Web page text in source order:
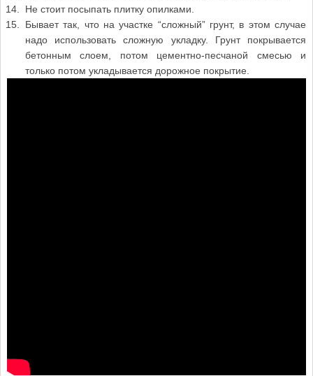
Не стоит посыпать плитку опилками.
Бывает так, что на участке “сложный” грунт, в этом случае
надо использовать сложную укладку. Грунт покрывается
бетонным слоем, потом цементно-песчаной смесью и
только потом укладывается дорожное покрытие.